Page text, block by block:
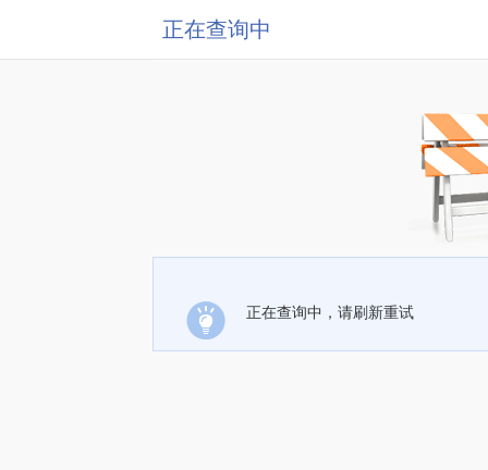
正在查询中
正在查询中，请刷新重试